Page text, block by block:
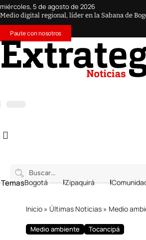
miércoles, 5 de agosto de 2026
Medio digital regional, líder en la Sabana de
Paute con nosotros
Bogotá Zipaquirá
Inicio » Últimas Noticias » Medio
Medio ambiente Tocancipá